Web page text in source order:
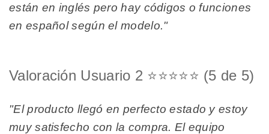
están en inglés pero hay códigos o funciones
en español según el modelo."
Valoración Usuario 2 ⭐⭐⭐⭐⭐ (5 de 5)
"El producto llegó en perfecto estado y estoy
muy satisfecho con la compra. El equipo